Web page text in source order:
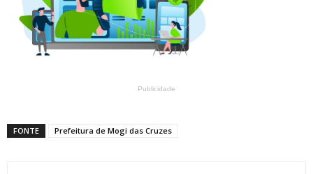
Publicidade
FONTE Prefeitura de Mogi das Cruzes